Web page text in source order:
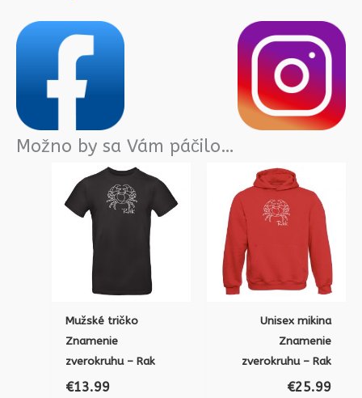
Možno by sa Vám páčilo…
Mužské tričko
Znamenie
zverokruhu – Rak
€13.99
Unisex mikina
Znamenie
zverokruhu – Rak
€25.99